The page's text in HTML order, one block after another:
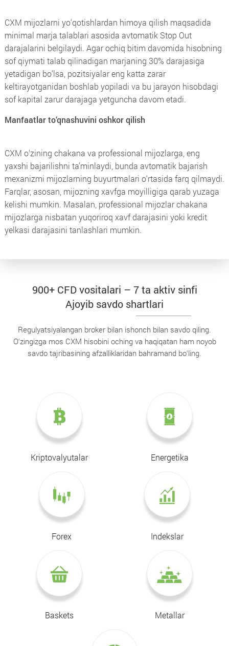
CXM mijozlarni yo‘qotishlardan himoya qilish maqsadida
minimal marja talablari asosida avtomatik Stop Out
darajalarini belgilaydi. Agar ochiq bitim davomida hisobning
sof qiymati talab qilinadigan marjaning 30% darajasiga
yetadigan bo‘lsa, pozitsiyalar eng katta zarar
keltirayotganidan boshlab yopiladi va bu jarayon hisobdagi
sof kapital zarur darajaga yetguncha davom etadi.
Manfaatlar to‘qnashuvini oshkor qilish
CXM o‘zining chakana va professional mijozlarga, eng
yaxshi bajarilishni ta’minlaydi, bunda avtomatik bajarish
mexanizmi mijozlarning buyurtmalari o‘rtasida farq qilmaydi.
Farqlar, asosan, mijozning xavfga moyilligiga qarab yuzaga
kelishi mumkin. Masalan, professional mijozlar chakana
mijozlarga nisbatan yuqoriroq xavf darajasini yoki kredit
yelkasi darajasini tanlashlari mumkin.
900+ CFD vositalari – 7 ta aktiv sinfi
Ajoyib savdo shartlari
Regulyatsiyalangan broker bilan ishonch bilan savdo qiling.
O‘zingizga mos CXM hisobini oching va haqiqatan ham noyob
savdo tajribasining afzalliklaridan bahramand bo‘ling.
Kriptovalyutalar Energetika
Forex Indekslar
Baskets Metallar